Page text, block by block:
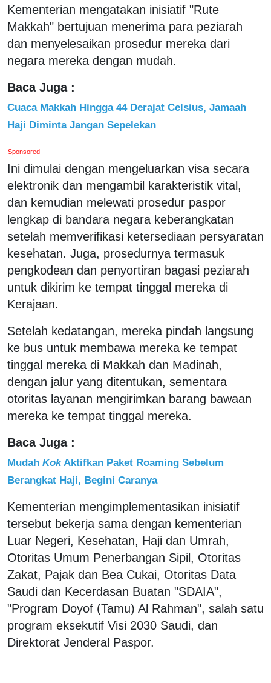
Kementerian mengatakan inisiatif "Rute
Makkah" bertujuan menerima para peziarah
dan menyelesaikan prosedur mereka dari
negara mereka dengan mudah.
Baca Juga :
Cuaca Makkah Hingga 44 Derajat Celsius, Jamaah
Haji Diminta Jangan Sepelekan
Sponsored
Ini dimulai dengan mengeluarkan visa secara
elektronik dan mengambil karakteristik vital,
dan kemudian melewati prosedur paspor
lengkap di bandara negara keberangkatan
setelah memverifikasi ketersediaan persyaratan
kesehatan. Juga, prosedurnya termasuk
pengkodean dan penyortiran bagasi peziarah
untuk dikirim ke tempat tinggal mereka di
Kerajaan.
Setelah kedatangan, mereka pindah langsung
ke bus untuk membawa mereka ke tempat
tinggal mereka di Makkah dan Madinah,
dengan jalur yang ditentukan, sementara
otoritas layanan mengirimkan barang bawaan
mereka ke tempat tinggal mereka.
Baca Juga :
Mudah KokAktifkan Paket Roaming Sebelum
Berangkat Haji, Begini Caranya
Kementerian mengimplementasikan inisiatif
tersebut bekerja sama dengan kementerian
Luar Negeri, Kesehatan, Haji dan Umrah,
Otoritas Umum Penerbangan Sipil, Otoritas
Zakat, Pajak dan Bea Cukai, Otoritas Data
Saudi dan Kecerdasan Buatan "SDAIA",
"Program Doyof (Tamu) Al Rahman", salah satu
program eksekutif Visi 2030 Saudi, dan
Direktorat Jenderal Paspor.